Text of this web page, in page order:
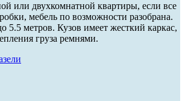
или двухкомнатной квартиры, если все
мебель по возможности разобрана.
5.5 метров. Кузов имеет жесткий каркас,
груза ремнями.